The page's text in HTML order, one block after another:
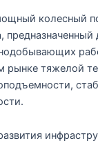
колесный
рынке тяжелой